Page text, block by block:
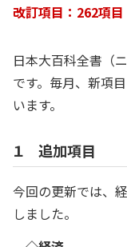
改訂項目：262項目
日本大百科全書（
です。毎月、新項
います。
１ 追加項目
今回の更新では、
しました。